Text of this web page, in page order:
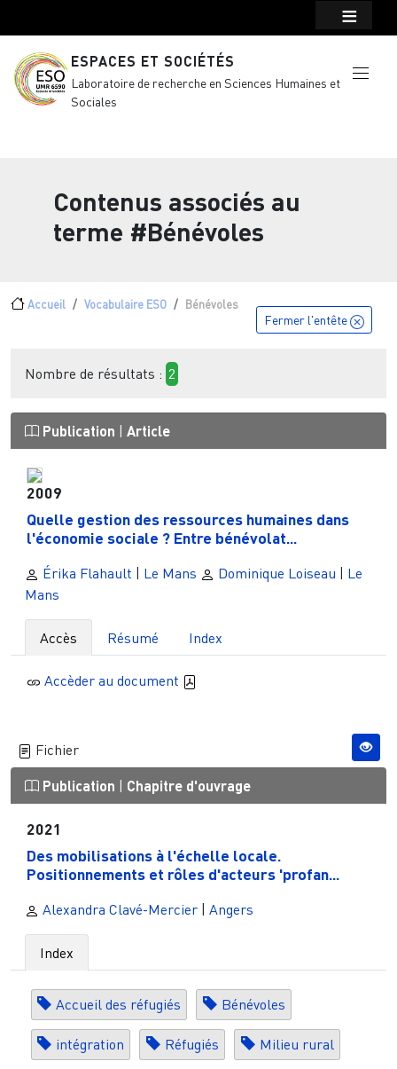
ESPACES ET SOCIÉTÉS
Laboratoire de recherche en Sciences Humaines et
Sociales
Contenus associés au
terme #Bénévoles
Fil d'Ariane
Accueil Vocabulaire ESO Bénévoles
Fermer l'entête
Nombre de résultats : 2
Publication Article
2009
Quelle gestion des ressources humaines dans
l'économie sociale ? Entre bénévolat...
Érika Flahault Le Mans Dominique Loiseau
Le
Mans
Accès Résumé Index
Accèder au document
Fichier
Publication Chapitre d'ouvrage
2021
Des mobilisations à l'échelle locale.
Positionnements et rôles d'acteurs 'profan...
Alexandra Clavé-Mercier | Angers
Index
Accueil des réfugiés Bénévoles
intégration Réfugiés Milieu rural